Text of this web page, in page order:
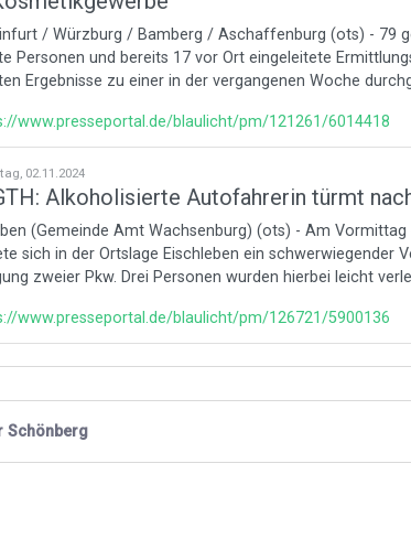
/ Würzburg / Bamberg / Aschaffenburg (ots) - 79
Personen und bereits 17 vor Ort eingeleitete
Ergebnisse zu einer in der vergangenen Woche
www.presseportal.de/blaulicht/pm/121261/6014418
02.11.2024
Alkoholisierte Autofahrerin türmt
(Gemeinde Amt Wachsenburg) (ots) - Am Vormittag
sich in der Ortslage Eischleben ein schwerwiegender
zweier Pkw. Drei Personen wurden hierbei leicht
www.presseportal.de/blaulicht/pm/126721/5900136
Schönberg